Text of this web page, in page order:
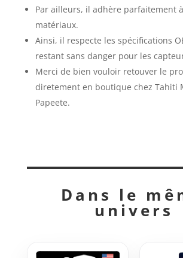
Par ailleurs, il adhère parfaitement
matériaux.
Ainsi, il respecte les spécifications
restant sans danger pour les
Merci de bien vouloir retouver le
diretement en boutique chez Tahiti
Papeete.
Dans le
univers